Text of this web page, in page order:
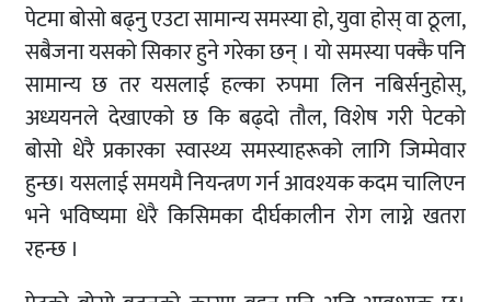
पेटमा बोसो बढ्नु एउटा सामान्य समस्या हो, युवा होस् वा ठूला,
सबैजना यसको सिकार हुने गरेका छन् । यो समस्या पक्कै पनि
सामान्य छ तर यसलाई हल्का रुपमा लिन नबिर्सनुहोस्,
अध्ययनले देखाएको छ कि बढ्दो तौल, विशेष गरी पेटको
बोसो धेरै प्रकारका स्वास्थ्य समस्याहरूको लागि जिम्मेवार
हुन्छ। यसलाई समयमै नियन्त्रण गर्न आवश्यक कदम चालिएन
भने भविष्यमा धेरै किसिमका दीर्घकालीन रोग लाग्ने खतरा
रहन्छ ।